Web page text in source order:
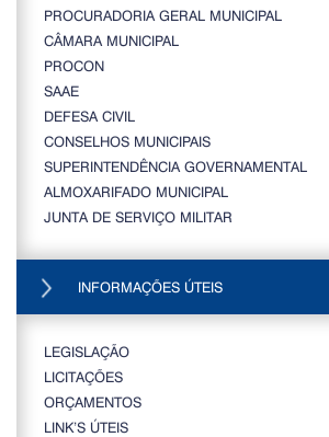
PROCURADORIA GERAL MUNICIPAL
CÂMARA MUNICIPAL
PROCON
SAAE
DEFESA CIVIL
CONSELHOS MUNICIPAIS
SUPERINTENDÊNCIA GOVERNAMENTAL
ALMOXARIFADO MUNICIPAL
JUNTA DE SERVIÇO MILITAR
INFORMAÇÕES ÚTEIS
LEGISLAÇÃO
LICITAÇÕES
ORÇAMENTOS
LINK’S ÚTEIS